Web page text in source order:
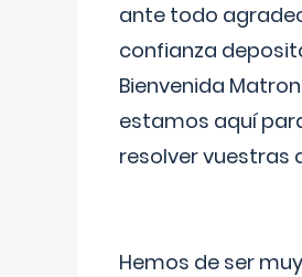
ante todo
confianza
Bienvenida
estamos aquí
resolver vuestras
Hemos de ser muy